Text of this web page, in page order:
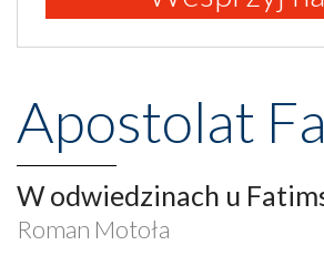
Apostolat
W odwiedzinach u
Roman Motoła